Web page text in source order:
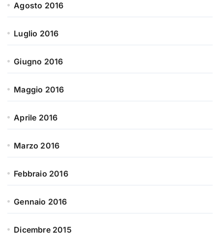
Agosto 2016
Luglio 2016
Giugno 2016
Maggio 2016
Aprile 2016
Marzo 2016
Febbraio 2016
Gennaio 2016
Dicembre 2015